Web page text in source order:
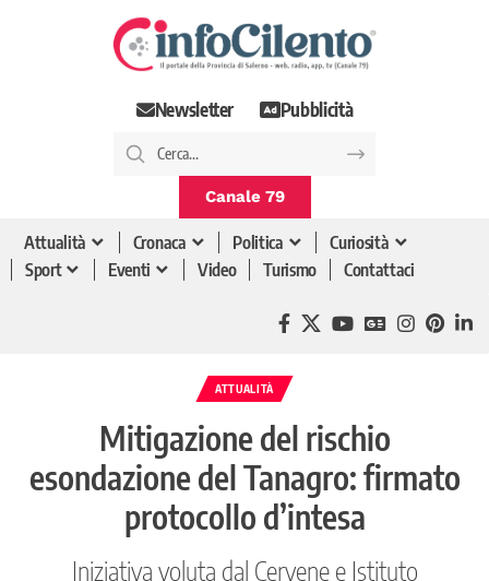
Newsletter Pubblicità
Canale 79
Attualità Cronaca Politica
Curiosità
Sport
Eventi Video Turismo Contattaci
ATTUALITÀ
Mitigazione del rischio
esondazione del Tanagro: firmato
protocollo d’intesa
Iniziativa voluta dal Cervene e Istituto